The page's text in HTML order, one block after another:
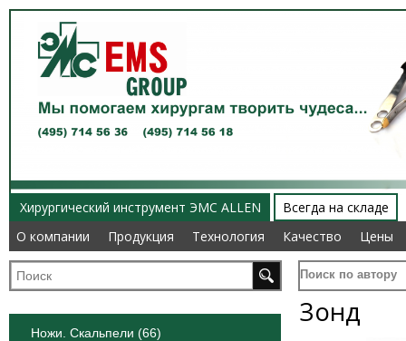
Хирургический инструмент ЭМС ALLEN
О компании
Продукция Технология Качество Цены
Всегда на складе
О компании
Продукция Технология Качество Цены
Поиск по автору
Ножи. Скальпели (66)
Зонд